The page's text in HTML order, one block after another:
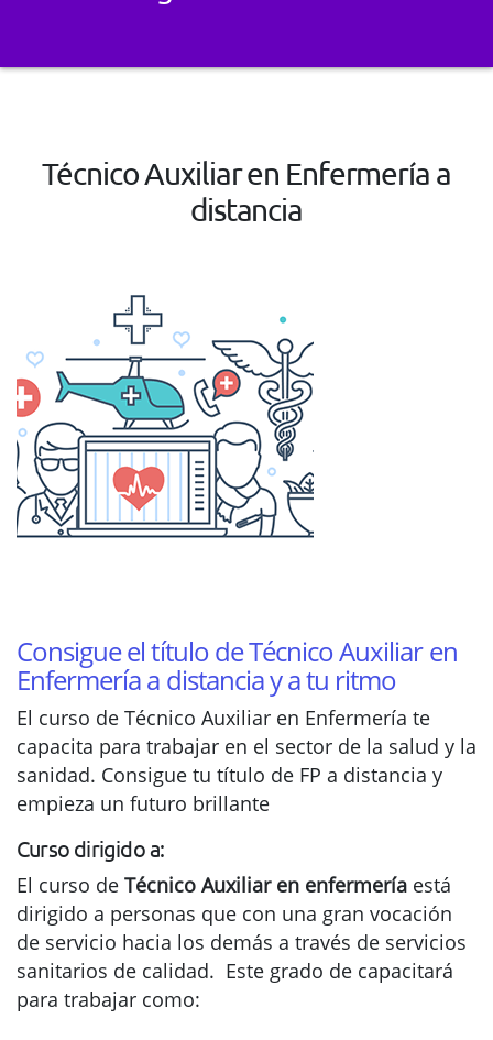
Técnico Auxiliar en Enfermería a
distancia
Consigue el título de Técnico Auxiliar en
Enfermería a distancia y a tu ritmo
El curso de Técnico Auxiliar en Enfermería te
capacita para trabajar en el sector de la salud y la
sanidad. Consigue tu título de FP a distancia y
empieza un futuro brillante
Curso dirigido a:
El curso de Técnico Auxiliar en enfermería está
dirigido a personas que con una gran vocación
de servicio hacia los demás a través de servicios
sanitarios de calidad. Este grado de capacitará
para trabajar como: